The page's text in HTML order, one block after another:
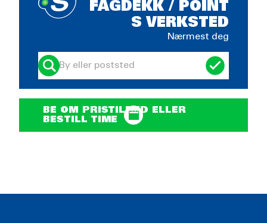
FAGDEKK / POINT
S VERKSTED
Nærmest deg
BE OM PRISTILBUD ELLER
BESTILL TIME